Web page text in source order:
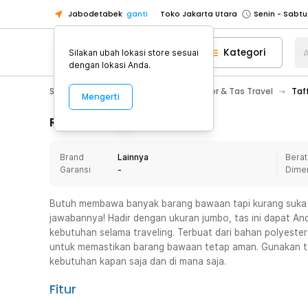
Jabodetabek ganti Toko Jakarta Utara
Toko Tangerang
Toko Cikupa
Pick n Go Jakarta Barat
Senin -
Pick n Go Bekasi
Senin - Jumat
Senin - Jumat
Senin -
Senin -
Toko Tangerang
Toko Cikupa
Pick n Go Jakarta Barat
Senin -
Pick n Go Bekasi
Kategori
Sport & Outdoor Koper & Tas Travel
Rincian Produk
Brand
Lainnya
Garansi
-
Butuh membawa banyak barang bawaan tapi kurang
jawabannya! Hadir dengan ukuran jumbo, tas ini dapat
kebutuhan selama traveling. Terbuat dari bahan
untuk memastikan barang bawaan tetap aman. Gunakan
kebutuhan kapan saja dan di mana saja.
Fitur
Silakan ubah lokasi store sesuai
dengan lokasi Anda.
Mengerti